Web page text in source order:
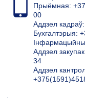
Прыёмная:
00
Аддзел
Бухгалтэрыя:
Аддзел
34
Аддзел